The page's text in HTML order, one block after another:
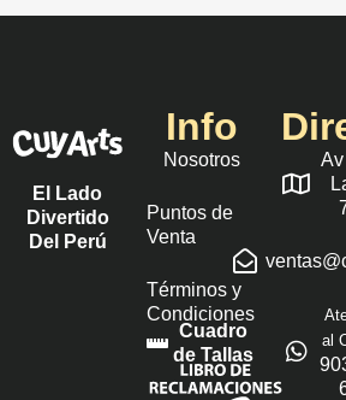
El Lado
Divertido
Del Perú
Info
Nosotros
Puntos de
Venta
Términos y
Condiciones
Cuadro
de Tallas
al